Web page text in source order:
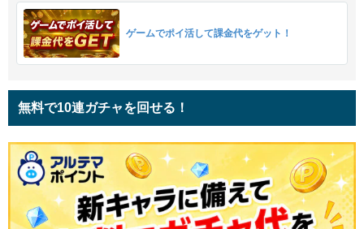
ゲームでポイ活して課金代をゲット！
無料で10連ガチャを回せる！